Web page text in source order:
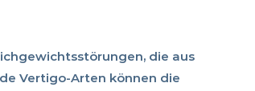
die aus
Vertigo-Arten können die